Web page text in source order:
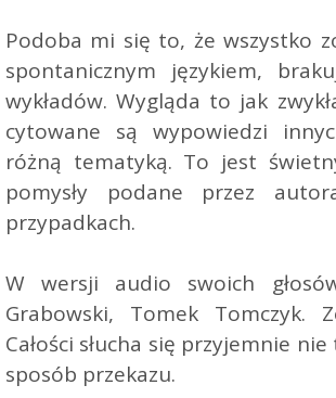
Podoba mi się to, że wszystko
spontanicznym językiem,
wykładów. Wygląda to jak
cytowane są wypowiedzi
różną tematyką. To jest
pomysły podane przez
przypadkach.
W wersji audio swoich
Grabowski, Tomek Tomczyk.
Całości słucha się przyjemnie
sposób przekazu.